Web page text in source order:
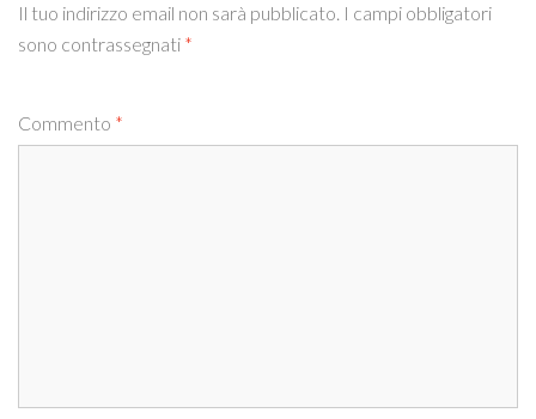
Il tuo indirizzo email non sarà pubblicato. I campi obbligatori
sono contrassegnati *
Commento *